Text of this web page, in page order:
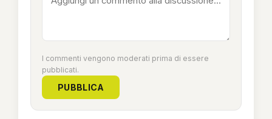
I commenti vengono moderati prima di essere
pubblicati.
PUBBLICA